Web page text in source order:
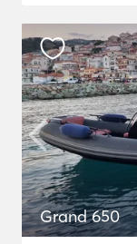
Grand 650